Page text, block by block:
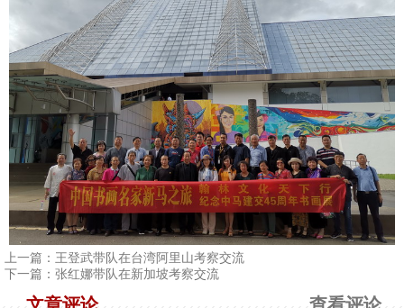
上一篇： 王登武带队在台湾阿里山考察交流
下一篇： 张红娜带队在新加坡考察交流